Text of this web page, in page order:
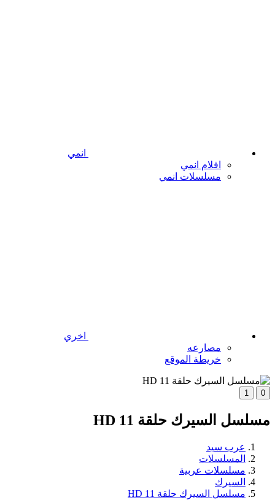
انمي
افلام انمي
مسلسلات انمي
اخري
مصارعه
خريطة الموقع
0
1
مسلسل السيرك حلقة 11 HD
عرب سيد
المسلسلات
مسلسلات عربية
السيرك
مسلسل السيرك حلقة 11 HD